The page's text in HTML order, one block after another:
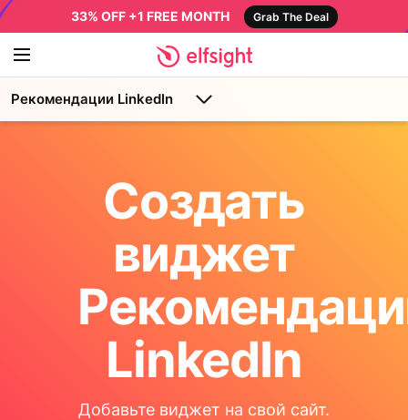
33% OFF +1 FREE MONTH Grab The Deal
Рекомендации LinkedIn
Создать
виджет
LinkedIn
Добавьте виджет на свой сайт.